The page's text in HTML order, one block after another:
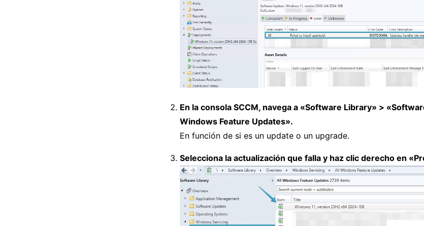
En la consola SCCM, navega a «Software Library» >
Windows Feature Updates».
En función de si es un update o un upgrade.
Selecciona la actualización que falla y haz clic derecho en